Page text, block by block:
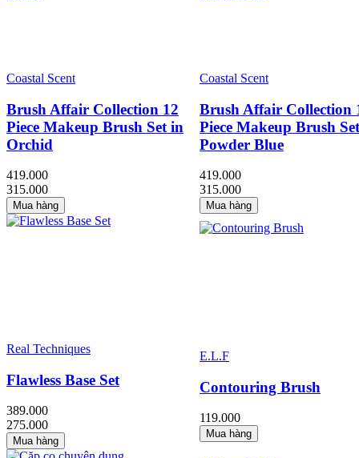
Coastal Scent
Brush Affair Collection 12
Piece Makeup Brush Set in
Orchid
419.000
315.000
Mua hàng
Coastal Scent
Brush Affair Collection
Piece Makeup Brush
Powder Blue
419.000
315.000
Mua hàng
Real Techniques
Flawless Base Set
389.000
275.000
Mua hàng
E.L.F
Contouring Brush
119.000
Mua hàng